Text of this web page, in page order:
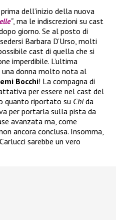
dell’inizio della nuova
“, ma le indiscrezioni su cast
giorno. Se al posto di
Barbara D’Urso, molti
cast di quella che si
imperdibile. L’ultima
una donna molto nota al
Bocchi! La compagna di
per essere nel cast del
quanto riportato su Chida
per portarla sulla pista da
avanzata ma, come
ancora conclusa. Insomma,
sarebbe un vero